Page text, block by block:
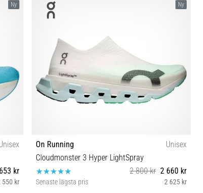
Ny
kr
550 kr
Ny
On Running
Unisex
Cloudmonster 3 Hyper LightSpray
2 800 kr 2 660 kr
Senaste lägsta pris 2 625 kr